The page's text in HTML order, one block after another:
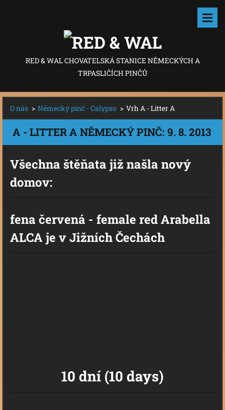
RED & WAL CHOVATELSKÁ STANICE NĚMECKÝCH A
TRPASLIČÍCH PINČŮ
O nás > Německý pinč - Calypso > Vrh A - Litter A
A - LITTER A NĚMECKÝ PINČ: 9. 8. 2013
Všechna štěňata již našla nový
domov:
fena červená - female red Arabella
ALCA je v Jižních Čechách
10 dní (10 days)